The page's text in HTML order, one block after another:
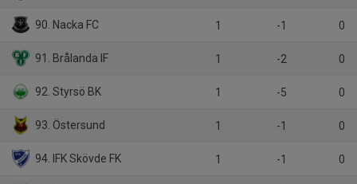
90. Nacka FC 1 -1 0
91. Brålanda IF 1 -2 0
92. Styrsö BK 1 -5 0
93. Östersund 1 -1 0
94. IFK Skövde FK 1 -1 0